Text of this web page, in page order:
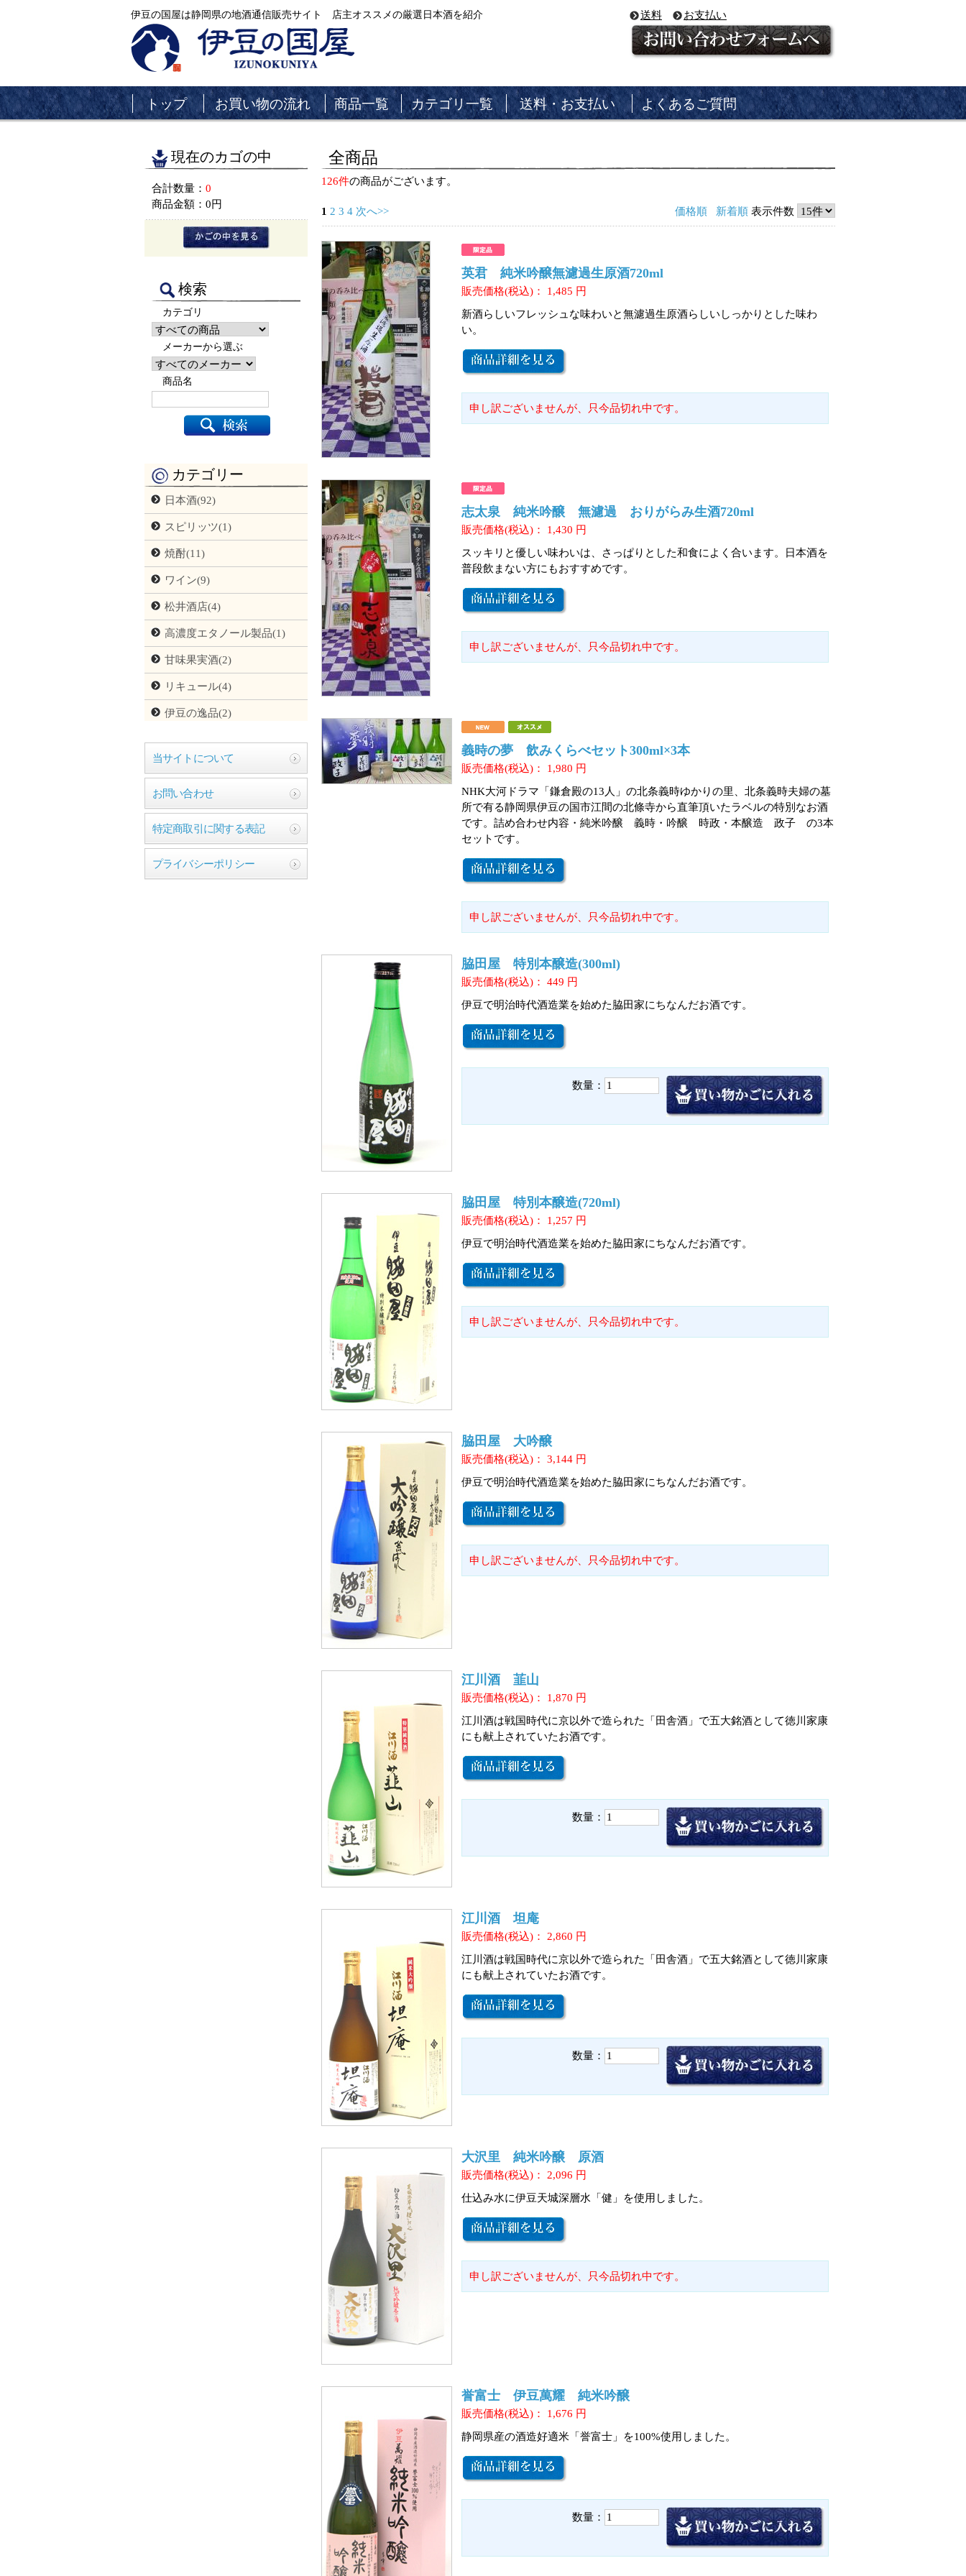
伊豆の国屋は静岡県の地酒通信販売サイト 店主オススメの厳選日本酒を紹介 送料 お支払い
トップ お買い物の流れ 商品一覧 カテゴリ一覧 送料・お支払い よくあるご質問
現在のカゴの中
合計数量： 0
商品金額： 0円
検索
カテゴリ
メーカーから選ぶ
商品名
カテゴリー
日本酒(92)
スピリッツ(1)
焼酎(11)
ワイン(9)
松井酒店(4)
高濃度エタノール製品(1)
甘味果実酒(2)
リキュール(4)
伊豆の逸品(2)
当サイトについて
お問い合わせ
特定商取引に関する表記
プライバシーポリシー
全商品
126件の商品がございます。
価格順 新着順 表示件数
1 2 3 4 次へ>>
英君 純米吟醸無濾過生原酒720ml
販売価格(税込)： 1,485 円
新酒らしいフレッシュな味わいと無濾過生原酒らしいしっかりとした味わ
い。
申し訳ございませんが、只今品切れ中です。
志太泉 純米吟醸 無濾過 おりがらみ生酒720ml
販売価格(税込)： 1,430 円
スッキリと優しい味わいは、さっぱりとした和食によく合います。日本酒を
普段飲まない方にもおすすめです。
申し訳ございませんが、只今品切れ中です。
義時の夢 飲みくらべセット300ml×3本
販売価格(税込)： 1,980 円
NHK大河ドラマ「鎌倉殿の13人」の北条義時ゆかりの里、北条義時夫婦の墓
所で有る静岡県伊豆の国市江間の北條寺から直筆頂いたラベルの特別なお酒
です。詰め合わせ内容・純米吟醸 義時・吟醸 時政・本醸造 政子 の3本
セットです。
申し訳ございませんが、只今品切れ中です。
脇田屋 特別本醸造(300ml)
販売価格(税込)： 449 円
伊豆で明治時代酒造業を始めた脇田家にちなんだお酒です。
数量：
脇田屋 特別本醸造(720ml)
販売価格(税込)： 1,257 円
伊豆で明治時代酒造業を始めた脇田家にちなんだお酒です。
申し訳ございませんが、只今品切れ中です。
脇田屋 大吟醸
販売価格(税込)： 3,144 円
伊豆で明治時代酒造業を始めた脇田家にちなんだお酒です。
申し訳ございませんが、只今品切れ中です。
江川酒 韮山
販売価格(税込)： 1,870 円
江川酒は戦国時代に京以外で造られた「田舎酒」で五大銘酒として徳川家康
にも献上されていたお酒です。
数量：
江川酒 坦庵
販売価格(税込)： 2,860 円
江川酒は戦国時代に京以外で造られた「田舎酒」で五大銘酒として徳川家康
にも献上されていたお酒です。
数量：
大沢里 純米吟醸 原酒
販売価格(税込)： 2,096 円
仕込み水に伊豆天城深層水「健」を使用しました。
申し訳ございませんが、只今品切れ中です。
誉富士 伊豆萬耀 純米吟醸
販売価格(税込)： 1,676 円
静岡県産の酒造好適米「誉富士」を100%使用しました。
数量：